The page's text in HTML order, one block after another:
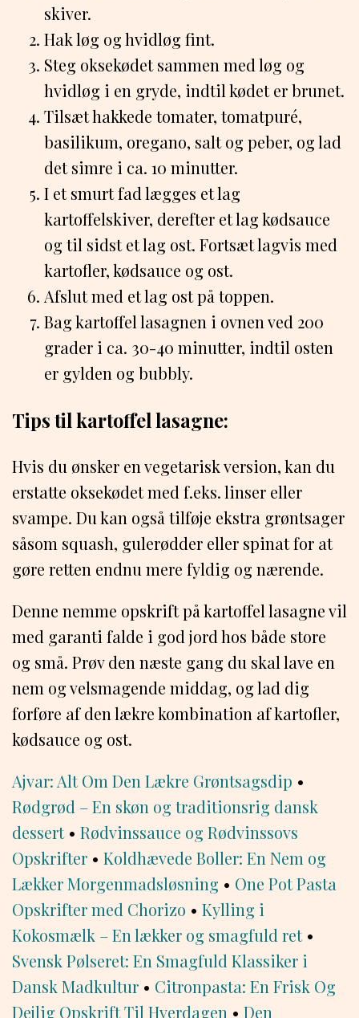
skiver.
Hak løg og hvidløg fint.
Steg oksekødet sammen med løg og
hvidløg i en gryde, indtil kødet er brunet.
Tilsæt hakkede tomater, tomatpuré,
basilikum, oregano, salt og peber, og lad
det simre i ca. 10 minutter.
I et smurt fad lægges et lag
kartoffelskiver, derefter et lag kødsauce
og til sidst et lag ost. Fortsæt lagvis med
kartofler, kødsauce og ost.
Afslut med et lag ost på toppen.
Bag kartoffel lasagnen i ovnen ved 200
grader i ca. 30-40 minutter, indtil osten
er gylden og bubbly.
Tips til kartoffel lasagne:
Hvis du ønsker en vegetarisk version, kan du
erstatte oksekødet med f.eks. linser eller
svampe. Du kan også tilføje ekstra grøntsager
såsom squash, gulerødder eller spinat for at
gøre retten endnu mere fyldig og nærende.
Denne nemme opskrift på kartoffel lasagne vil
med garanti falde i god jord hos både store
og små. Prøv den næste gang du skal lave en
nem og velsmagende middag, og lad dig
forføre af den lækre kombination af kartofler,
kødsauce og ost.
Ajvar: Alt Om Den Lækre Grøntsagsdip •
Rødgrød – En skøn og traditionsrig dansk
dessert• Rødvinssauce og Rødvinssovs
Opskrifter • Koldhævede Boller: En Nem og
Lækker Morgenmadsløsning • One Pot Pasta
Opskrifter med Chorizo • Kylling i
Kokosmælk – En lækker og smagfuld ret•
Svensk Pølseret: En Smagfuld Klassiker i
Dansk Madkultur • Citronpasta: En Frisk Og
Dejlig Opskrift Til Hverdagen • Den